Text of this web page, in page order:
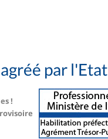
par l'Etat
!